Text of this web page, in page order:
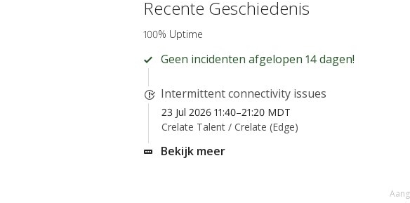
Recente Geschiedenis
100% Uptime
Geen incidenten afgelopen 14 dagen!
Intermittent connectivity issues
23 Jul 2026 11:40–21:20 MDT
Crelate Talent / Crelate (Edge)
Bekijk meer